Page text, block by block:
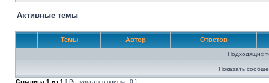
Активные темы
Темы Автор Ответов
Подходящих
Показать
Страница 1 из 1 [ Результатов поиска: 0 ]